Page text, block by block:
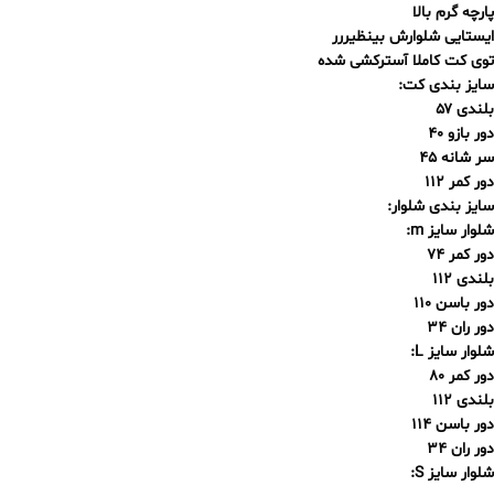
پارچه گرم بالا
ایستایی شلوارش بینظیررر
توی کت کاملا آسترکشی شده
سایز بندی کت:
بلندی ۵۷
دور بازو ۴۰
سر شانه ۴۵
دور کمر ۱۱۲
سایز بندی شلوار:
شلوار سایز m:
دور کمر ۷۴
بلندی ۱۱۲
دور باسن ۱۱۰
دور ران ۳۴
شلوار سایز L:
دور کمر ۸۰
بلندی ۱۱۲
دور باسن ۱۱۴
دور ران ۳۴
شلوار سایز S: